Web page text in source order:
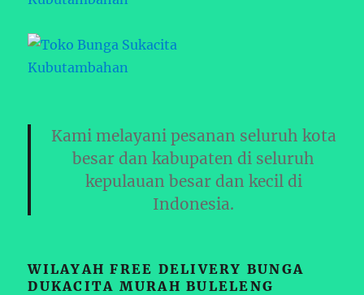
Kami melayani pesanan seluruh kota
besar dan kabupaten di seluruh
kepulauan besar dan kecil di
Indonesia.
WILAYAH FREE DELIVERY BUNGA
DUKACITA MURAH BULELENG